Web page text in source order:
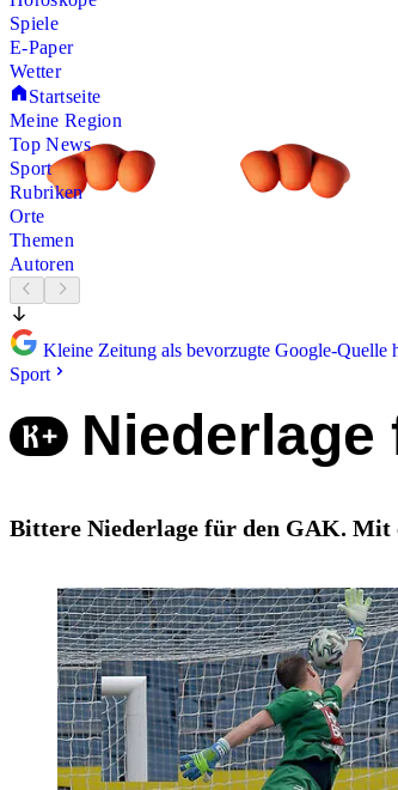
Spiele
E-Paper
Wetter
Startseite
Meine Region
Top News
Sport
Rubriken
Orte
Themen
Autoren
Kleine Zeitung als bevorzugte Google-Quelle
Sport
Bittere Niederlage für den GAK. Mit